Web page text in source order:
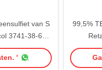
van S
3741-38-6
'
99,5%